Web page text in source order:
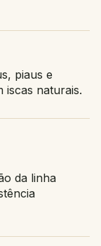
piaus e
iscas naturais.
da linha